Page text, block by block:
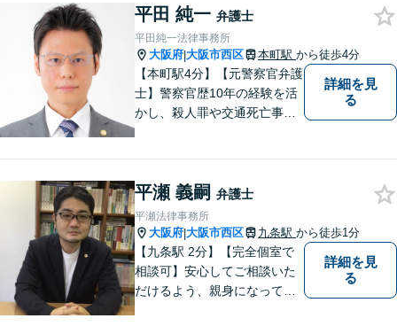
い！
平田 純一 弁護士
平田純一法律事務所
大阪府|大阪市西区 本町駅 から徒歩4分
【本町駅4分】【元警察官弁護
士】警察官歴10年の経験を活
かし、殺人罪や交通死亡事故
す。男女問題や労働問題な
ど、多岐に渡る分野に力を注
いでおります。ぜひお気軽に
ご相談ください。
詳細を見
る
平瀬 義嗣 弁護士
平瀬法律事務所
大阪府|大阪市西区 九条駅 から徒歩1分
【九条駅 2分】【完全個室で
相談可】安心してご相談いた
だけるよう、親身になってお
詳細を見
る